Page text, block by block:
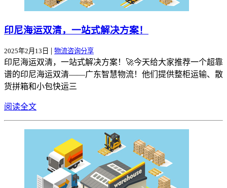
印尼海运双清，一站式解决方案！
2025年2月13日 | 物流咨询分享
印尼海运双清，一站式解决方案！🚀今天给大家推荐一个超靠
谱的印尼海运双清——广东智慧物流！他们提供整柜运输、散
货拼箱和小包快运三
阅读全文